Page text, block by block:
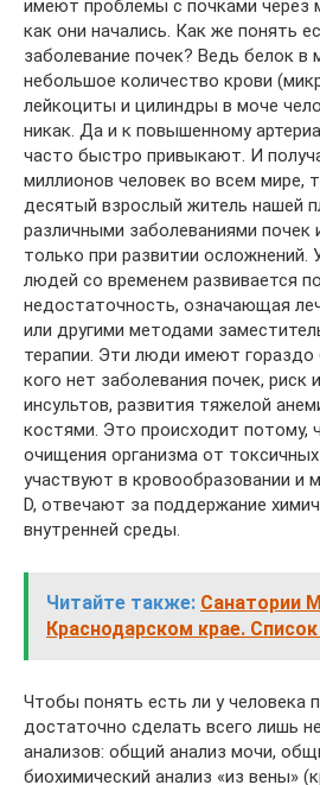
имеют проблемы с почками через
как они начались. Как же понять
заболевание почек? Ведь белок в
небольшое количество крови
лейкоциты и цилиндры в моче
никак. Да и к повышенному
часто быстро привыкают. И
миллионов человек во всем мире,
десятый взрослый житель нашей
различными заболеваниями почек
только при развитии осложнений.
людей со временем развивается
недостаточность, означающая
или другими методами
терапии. Эти люди имеют гораздо
кого нет заболевания почек, риск
инсультов, развития тяжелой
костями. Это происходит потому,
очищения организма от
участвуют в кровообразовании и
D, отвечают за поддержание
внутренней среды.
Читайте также: Санатории
Краснодарском крае.
Чтобы понять есть ли у человека
достаточно сделать всего лишь
анализов: общий анализ мочи,
биохимический анализ «из вены»